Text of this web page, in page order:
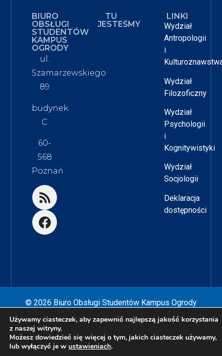
BIURO
OBSŁUGI
STUDENTÓW
KAMPUS
OGRODY
ul.
Szamarzewskiego
89
budynek
C
60-
568
Poznań
TU
JESTEŚMY
LINKI
Wydział
Antropologii
i
Wydział
Filozoficzny
Wydział
Psychologii
i
Kognitywistyki
Wydział
Socjologii
Deklaracja
dostępności
© 2026 Biuro Obsługi Studentów Kampus Ogrody
Zaprojektowane przez Nikodem Kałek
Używamy ciasteczek, aby zapewnić najlepszą jakość korzystania
z naszej witryny.
Możesz dowiedzieć się więcej o tym, jakich ciasteczek używamy,
lub wyłączyć je w ustawieniach.